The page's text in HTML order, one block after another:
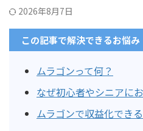
2026年8月7日
この記事で解決できるお悩み
ムラゴンって何？
なぜ初心者やシニアに
ムラゴンで収益化でき